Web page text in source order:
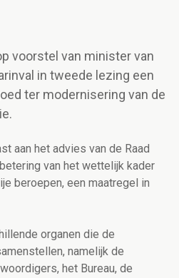
voorstel van minister van
in tweede lezing een
ter modernisering van de
aan het advies van de Raad
van het wettelijk kader
beroepen, een maatregel in
organen die de
namelijk de
het Bureau, de